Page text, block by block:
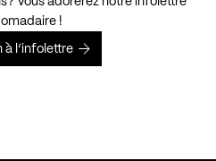
!
à l’infolettre